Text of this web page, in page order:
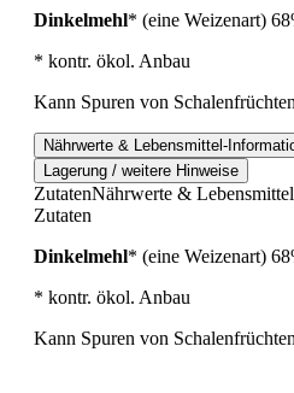
Dinkelmehl* (eine Weizenart)
* kontr. ökol. Anbau
Kann Spuren von
Nährwerte & Lebensmittel-
Lagerung / weitere Hinweise
ZutatenNährwerte &
Zutaten
Dinkelmehl* (eine Weizenart)
* kontr. ökol. Anbau
Kann Spuren von